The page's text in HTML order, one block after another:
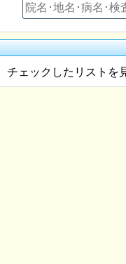
チェックしたリストを